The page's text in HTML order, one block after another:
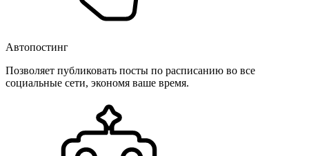
Автопостинг
Позволяет публиковать посты по расписанию во все
социальные сети, экономя ваше время.